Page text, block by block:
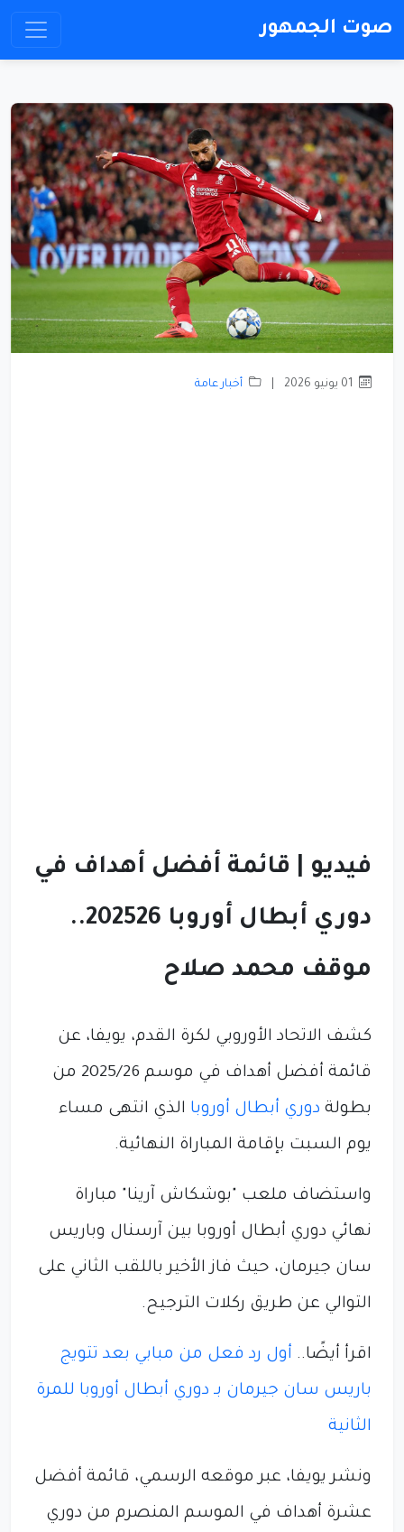
صوت الجمهور
أخبار عامة
فيديو | قائمة أفضل أهداف في
دوري أبطال أوروبا 202526..
موقف محمد صلاح
كشف الاتحاد الأوروبي لكرة القدم، يويفا، عن
قائمة أفضل أهداف في موسم 2025/26 من
بطولة دوري أبطال أوروبا الذي انتهى مساء
يوم السبت بإقامة المباراة النهائية.
واستضاف ملعب "بوشكاش آرينا" مباراة
نهائي دوري أبطال أوروبا بين آرسنال وباريس
سان جيرمان، حيث فاز الأخير باللقب الثاني على
التوالي عن طريق ركلات الترجيح.
اقرأ أيضًا.. أول رد فعل من مبابي بعد تتويج
باريس سان جيرمان بـ دوري أبطال أوروبا للمرة
الثانية
ونشر يويفا، عبر موقعه الرسمي، قائمة أفضل
عشرة أهداف في الموسم المنصرم من دوري